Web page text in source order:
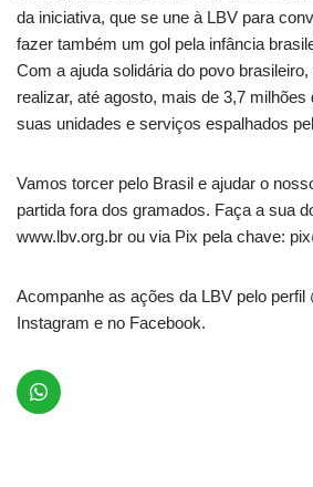
da iniciativa, que se une à LBV para
fazer também um gol pela infância
Com a ajuda solidária do povo
realizar, até agosto, mais de 3,7 milhões
suas unidades e serviços espalhados
Vamos torcer pelo Brasil e ajudar o
partida fora dos gramados. Faça a sua
www.lbv.org.br ou via Pix pela chave:
Acompanhe as ações da LBV pelo perfil
Instagram e no Facebook.